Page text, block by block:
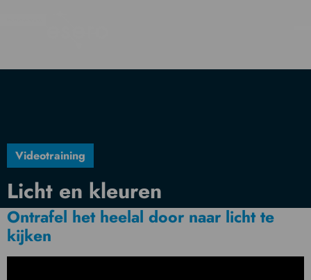
Licht en kleuren
Videotraining
Ontrafel het heelal door naar licht te
kijken